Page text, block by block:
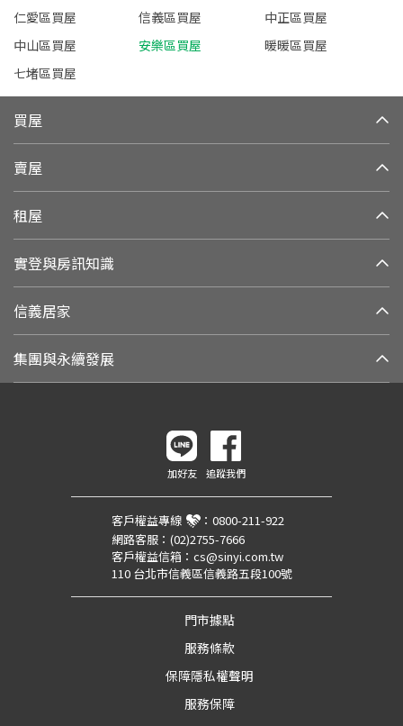
仁愛區買屋 信義區買屋
中正區買屋
中山區買屋
安樂區買屋
暖暖區買屋
七堵區買屋
買屋
賣屋
租屋
實登與房訊知識
信義居家
集團與永續發展
加好友 追蹤我們
客戶權益專線 ： 0800-211-922
網路客服： (02)2755-7666
客戶權益信箱： cs@sinyi.com.tw
110 台北市信義區信義路五段100號
門市據點
服務條款
保障隱私權聲明
服務保障